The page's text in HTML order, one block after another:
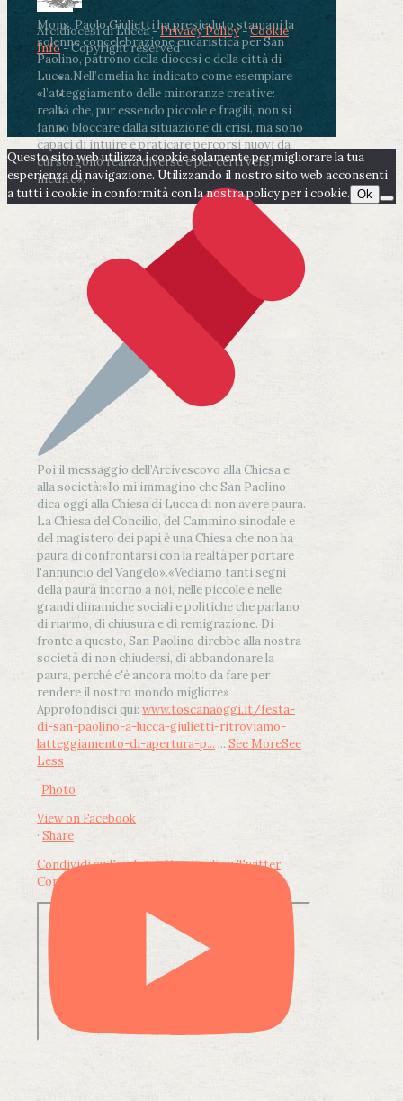
Mons. Paolo Giulietti ha presieduto stamani la
solenne concelebrazione eucaristica per San
Paolino, patrono della diocesi e della città di
Lucca.Nell’omelia ha indicato come esemplare
«l’atteggiamento delle minoranze creative:
realtà che, pur essendo piccole e fragili, non si
fanno bloccare dalla situazione di crisi, ma sono
capaci di intuire e praticare percorsi nuovi da
cui sorgono realtà diverse e per certi versi
inedite».
Poi il messaggio dell’Arcivescovo alla Chiesa e
alla società:«Io mi immagino che San Paolino
dica oggi alla Chiesa di Lucca di non avere paura.
La Chiesa del Concilio, del Cammino sinodale e
del magistero dei papi è una Chiesa che non ha
paura di confrontarsi con la realtà per portare
l'annuncio del Vangelo».«Vediamo tanti segni
della paura intorno a noi, nelle piccole e nelle
grandi dinamiche sociali e politiche che parlano
di riarmo, di chiusura e di remigrazione. Di
fronte a questo, San Paolino direbbe alla nostra
società di non chiudersi, di abbandonare la
paura, perché c'è ancora molto da fare per
rendere il nostro mondo migliore»
Approfondisci qui: www.toscanaoggi.it/festa-
di-san-paolino-a-lucca-giulietti-ritroviamo-
latteggiamento-di-apertura-p... ... See MoreSee
Less
Photo
View on Facebook
· Share
Condividi su FacebookCondividi su Twitter
Condividi su LinkedIn
Arcidiocesi di Lucca -Privacy Policy-Cookie
Info- Copyright reserved
Questo sito web utilizza i cookie solamente per migliorare la tua
esperienza di navigazione. Utilizzando il nostro sito web acconsenti
a tutti i cookie in conformità con la nostra policy per i cookie. Ok